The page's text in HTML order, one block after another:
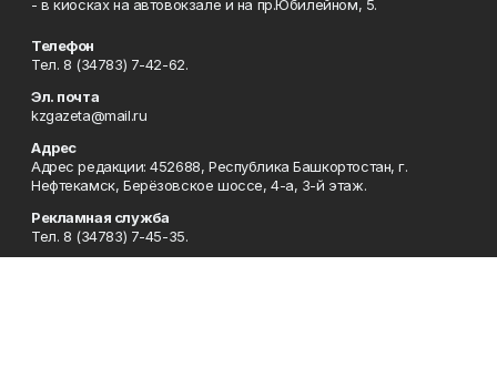
- в киосках на автовокзале и на пр.Юбилейном, 5.
Телефон
Тел. 8 (34783) 7-42-62.
Эл. почта
kzgazeta@mail.ru
Адрес
Адрес редакции: 452688, Республика Башкортостан, г.
Нефтекамск, Берёзовское шоссе, 4-а, 3-й этаж.
Рекламная служба
Тел. 8 (34783) 7-45-35.